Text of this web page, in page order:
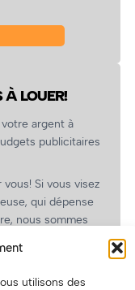
utilisons des
À LOUER!
argent à
publicitaires
Si vous visez
qui dépense
nous sommes